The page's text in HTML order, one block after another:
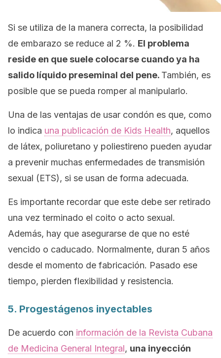
Si se utiliza de la manera correcta, la posibilidad
de embarazo se reduce al 2 %. El problema
reside en que suele colocarse cuando ya ha
salido líquido preseminal del pene. También, es
posible que se pueda romper al manipularlo.
Una de las ventajas de usar condón es que, como
lo indica una publicación de Kids Health, aquellos
de látex, poliuretano y poliestireno pueden ayudar
a prevenir muchas enfermedades de transmisión
sexual (ETS), si se usan de forma adecuada.
Es importante recordar que este debe ser retirado
una vez terminado el coito o acto sexual.
Además, hay que asegurarse de que no esté
vencido o caducado. Normalmente, duran 5 años
desde el momento de fabricación. Pasado ese
tiempo, pierden flexibilidad y resistencia.
5. Progestágenos inyectables
De acuerdo con información de la Revista Cubana
de Medicina General Integral, una inyección